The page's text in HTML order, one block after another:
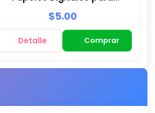
Decoración
$5.00
Detalle Comprar